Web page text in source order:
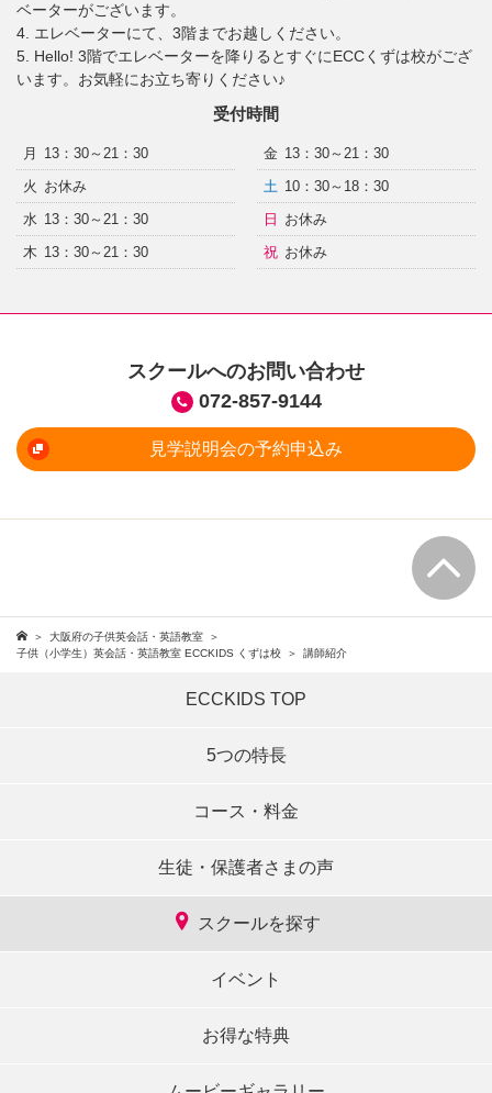
ベーターがございます。
4. エレベーターにて、3階までお越しください。
5. Hello! 3階でエレベーターを降りるとすぐにECCくずは校がござ
います。お気軽にお立ち寄りください♪
受付時間
月
13：30～21：30
火 お休み
水 13：30～21：30
木 13：30～21：30
金 13：30～21：30
土 10：30～18：30
日
お休み
祝 お休み
スクールへのお問い合わせ
072-857-9144
見学説明会の予約申込み
大阪府の子供英会話・英語教室
子供（小学生）英会話・英語教室 ECCKIDS くずは校
講師紹介
ECCKIDS TOP
5つの特長
コース・料金
生徒・保護者さまの声
スクールを探す
イベント
お得な特典